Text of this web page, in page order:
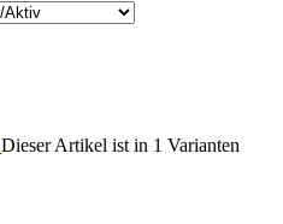
Dieser Artikel ist in 1 Varianten